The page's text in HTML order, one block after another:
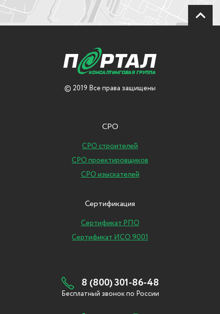
© 2019 Все права защищены
СРО
СРО строителей
СРО проектировщиков
СРО изыскателей
Сертификация
Сертификат РПО
Сертификат ИСО 9001
8 (800) 301-86-48
Бесплатный звонок по России